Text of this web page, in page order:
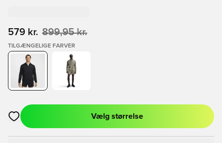
579 kr. 899,95 kr.
TILGÆNGELIGE FARVER
Åbner en Modal til at logge ind eller tilmelde dig som medlem
Vælg størrelse